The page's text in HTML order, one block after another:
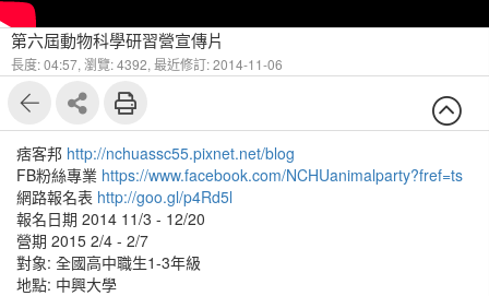
第六屆動物科學研習營宣傳片
長度: 04:57, 瀏覽: 4392, 最近修訂: 2014-11-06
痞客邦 http://nchuassc55.pixnet.net/blog
FB粉絲專業 https://www.facebook.com/NCHUanimalparty?fref=ts
網路報名表 http://goo.gl/p4Rd5l
報名日期 2014 11/3 - 12/20
營期 2015 2/4 - 2/7
對象: 全國高中職生1-3年級
地點: 中興大學